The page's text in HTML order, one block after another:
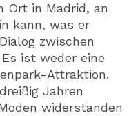
Ort in Madrid, an
kann, was er
zwischen
ist weder eine
Attraktion.
Jahren
widerstanden